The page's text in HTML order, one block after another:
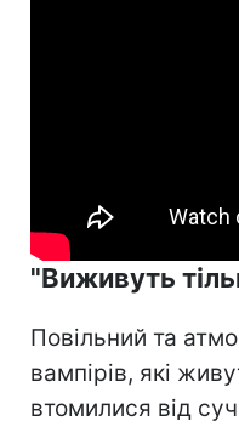
"Виживуть
Повільний та
вампірів, які
втомилися від